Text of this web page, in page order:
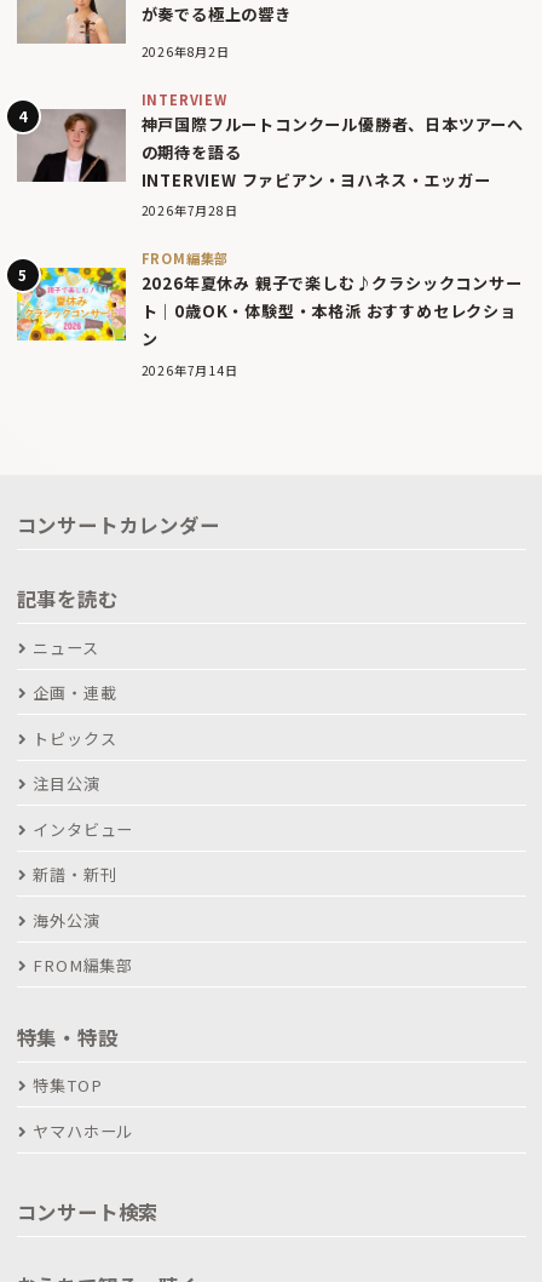
が奏でる極上の響き
2026年8月2日
INTERVIEW
神戸国際フルートコンクール優勝者、日本ツアーへ
の期待を語る
INTERVIEW ファビアン・ヨハネス・エッガー
2026年7月28日
FROM編集部
2026年夏休み 親子で楽しむ♪クラシックコンサー
ト｜0歳OK・体験型・本格派 おすすめセレクショ
ン
2026年7月14日
コンサートカレンダー
記事を読む
ニュース
企画・連載
トピックス
注目公演
インタビュー
新譜・新刊
海外公演
FROM編集部
特集・特設
特集TOP
ヤマハホール
コンサート検索